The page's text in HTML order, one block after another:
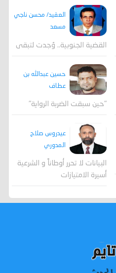
العقيد/ محسن ناجي
مسعد
القضية الجنوبية.. وُجدت لتبقى
حسين عبدالله بن
عطاف
"حين سبقت الضربة الرواية"
عيدروس صلاح
المدوري
البيانات لا تحرر أوطاناً و الشرعية
أسيرة الامتيازات